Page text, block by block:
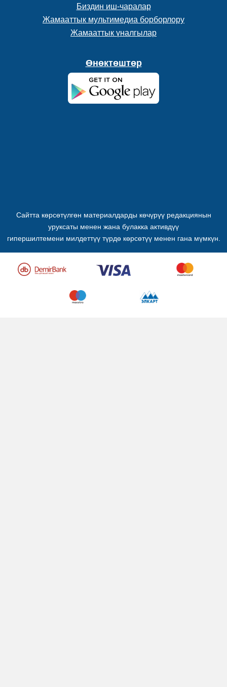
Биздин иш-чаралар
Жамааттык мультимедиа борборлору
Жамааттык үналгылар
Өнөктөштөр
Сайтта көрсөтүлгөн материалдарды көчүрүү редакциянын
уруксаты менен жана булакка активдүү
гипершилтемени милдеттүү түрдө көрсөтүү менен гана мүмкүн.